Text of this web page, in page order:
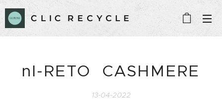
C L I C R E C Y C L E
nl-RETO CASHMERE
13-04-2022